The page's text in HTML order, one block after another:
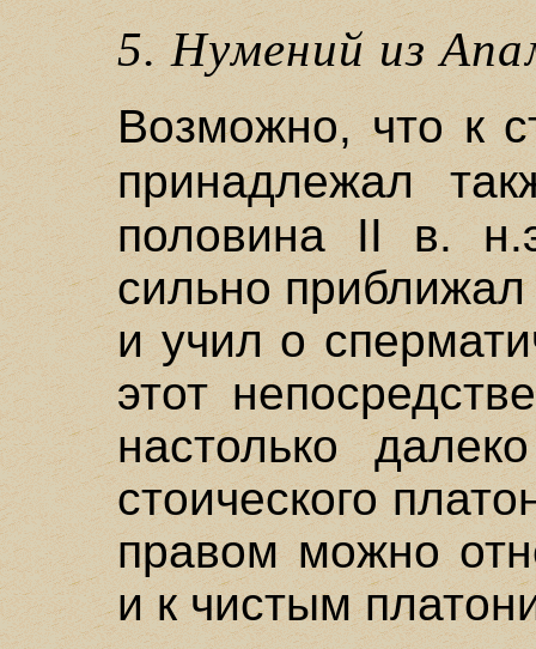
5. Hумений из
Возможно, что к
принадлежал
половина II в.
сильно
и учил о
этот
настолько
стоического
правом можно
и к чистым